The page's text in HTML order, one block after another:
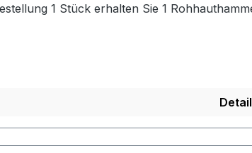
1 Stück erhalten Sie 1